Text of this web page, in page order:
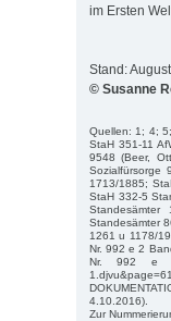
im Ersten
Stand:
© Susanne
Quellen: 1; 4;
StaH 351-11
9548 (Beer,
Sozialfürsorge
1713/1885;
StaH 332-5
Standesämter
1261 u 1178/
Nr. 992 e 2
Nr. 992 e 2
4.10.2016).
Zur